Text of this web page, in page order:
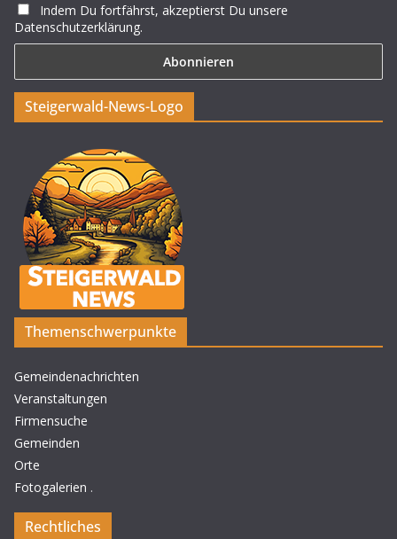
Indem Du fortfährst, akzeptierst Du unsere
Datenschutzerklärung.
Steigerwald-News-Logo
Themenschwerpunkte
Gemeindenachrichten
Veranstaltungen
Firmensuche
Gemeinden
Orte
Fotogalerien .
Rechtliches